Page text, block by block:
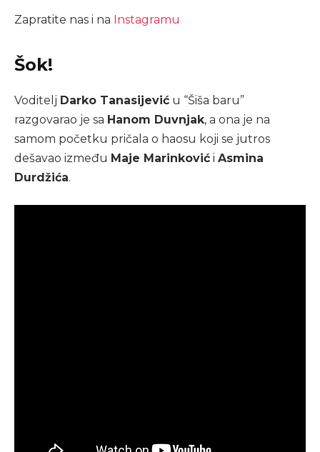
Zapratite nas i na Instagramu
Šok!
Voditelj Darko Tanasijević u “Šiša baru”
razgovarao je sa Hanom Duvnjak, a ona je na
samom početku pričala o haosu koji se jutros
dešavao između Maje Marinković i Asmina
Durdžića.